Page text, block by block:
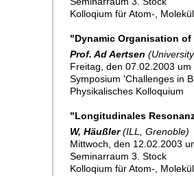
Kolloqium für Atom-,
"Dynamic Organisation
Prof. Ad Aertsen
Freitag, den 07.02.2003
Symposium 'Challenges in
Physikalisches Kolloquium
"Longitudinales
W, Häußler (ILL, Grenoble)
Mittwoch, den 12.02.2003
Seminarraum 3. Stock
Kolloqium für Atom-,